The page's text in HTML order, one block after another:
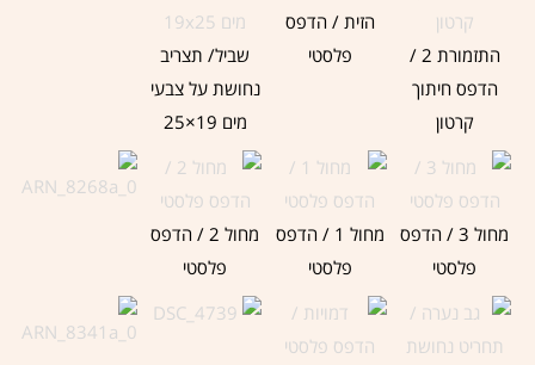
התזמורת 2 /
הדפס חיתוך
קרטון
הזית / הדפס
פלסטי
שביל/ תצריב
נחושת על צבעי
מים 19×25
מחול 3 / הדפס
פלסטי
מחול 1 / הדפס
פלסטי
מחול 2 / הדפס
פלסטי